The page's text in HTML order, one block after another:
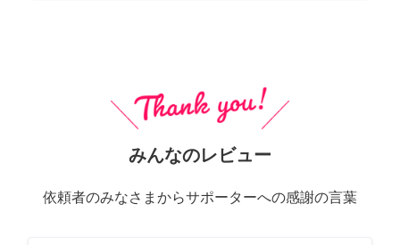
みんなのレビュー
依頼者のみなさまからサポーターへの感謝の言葉